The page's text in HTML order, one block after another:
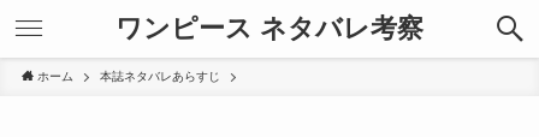
ワンピース ネタバレ考察
ホーム 本誌ネタバレあらすじ